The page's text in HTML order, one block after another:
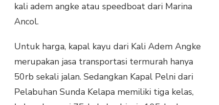
kali adem angke atau speedboat dari Marina
Ancol.
Untuk harga, kapal kayu dari Kali Adem Angke
merupakan jasa transportasi termurah hanya
50rb sekali jalan. Sedangkan Kapal Pelni dari
Pelabuhan Sunda Kelapa memiliki tiga kelas,